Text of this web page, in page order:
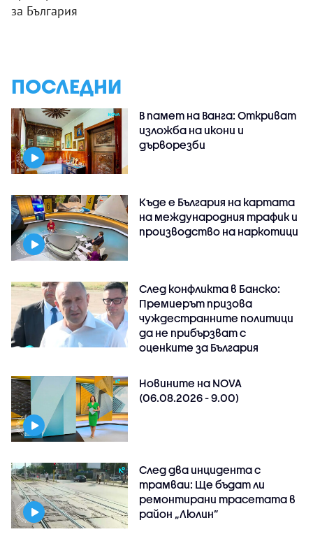
за България
ПОСЛЕДНИ
В памет на Ванга: Откриват
изложба на икони и
дърворезби
Къде е България на картата
на международния трафик и
производство на наркотици
След конфликта в Банско:
Премиерът призова
чуждестранните политици
да не прибързват с
оценките за България
Новините на NOVA
(06.08.2026 - 9.00)
След два инцидента с
трамваи: Ще бъдат ли
ремонтирани трасетата в
район „Люлин”